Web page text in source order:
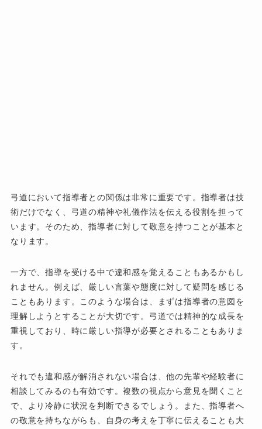
弓道において指導者との関係は非常に重要です。指導者は技
術だけでなく、弓道の精神や礼儀作法を伝える役割を担って
います。そのため、指導者に対して敬意を持つことが基本と
なります。
一方で、指導を受ける中で違和感を覚えることもあるかもし
れません。例えば、厳しい言葉や態度に対して疑問を感じる
こともあります。このような場合は、まずは指導者の意図を
理解しようとすることが大切です。弓道では精神的な成長を
重視しており、時に厳しい指導が必要とされることもありま
す。
それでも違和感が解消されない場合は、他の先輩や経験者に
相談してみるのも有効です。複数の視点から意見を聞くこと
で、より冷静に状況を判断できるでしょう。また、指導者へ
の敬意を持ちながらも、自身の考えを丁寧に伝えることも大